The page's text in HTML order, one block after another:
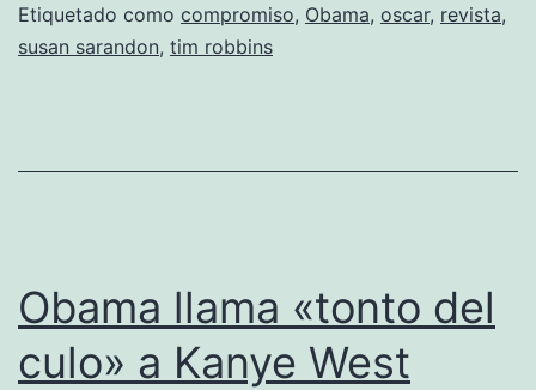
se
separan
Etiquetado como compromiso, Obama, oscar, revista,
susan sarandon, tim robbins
Obama llama «tonto del
culo» a Kanye West